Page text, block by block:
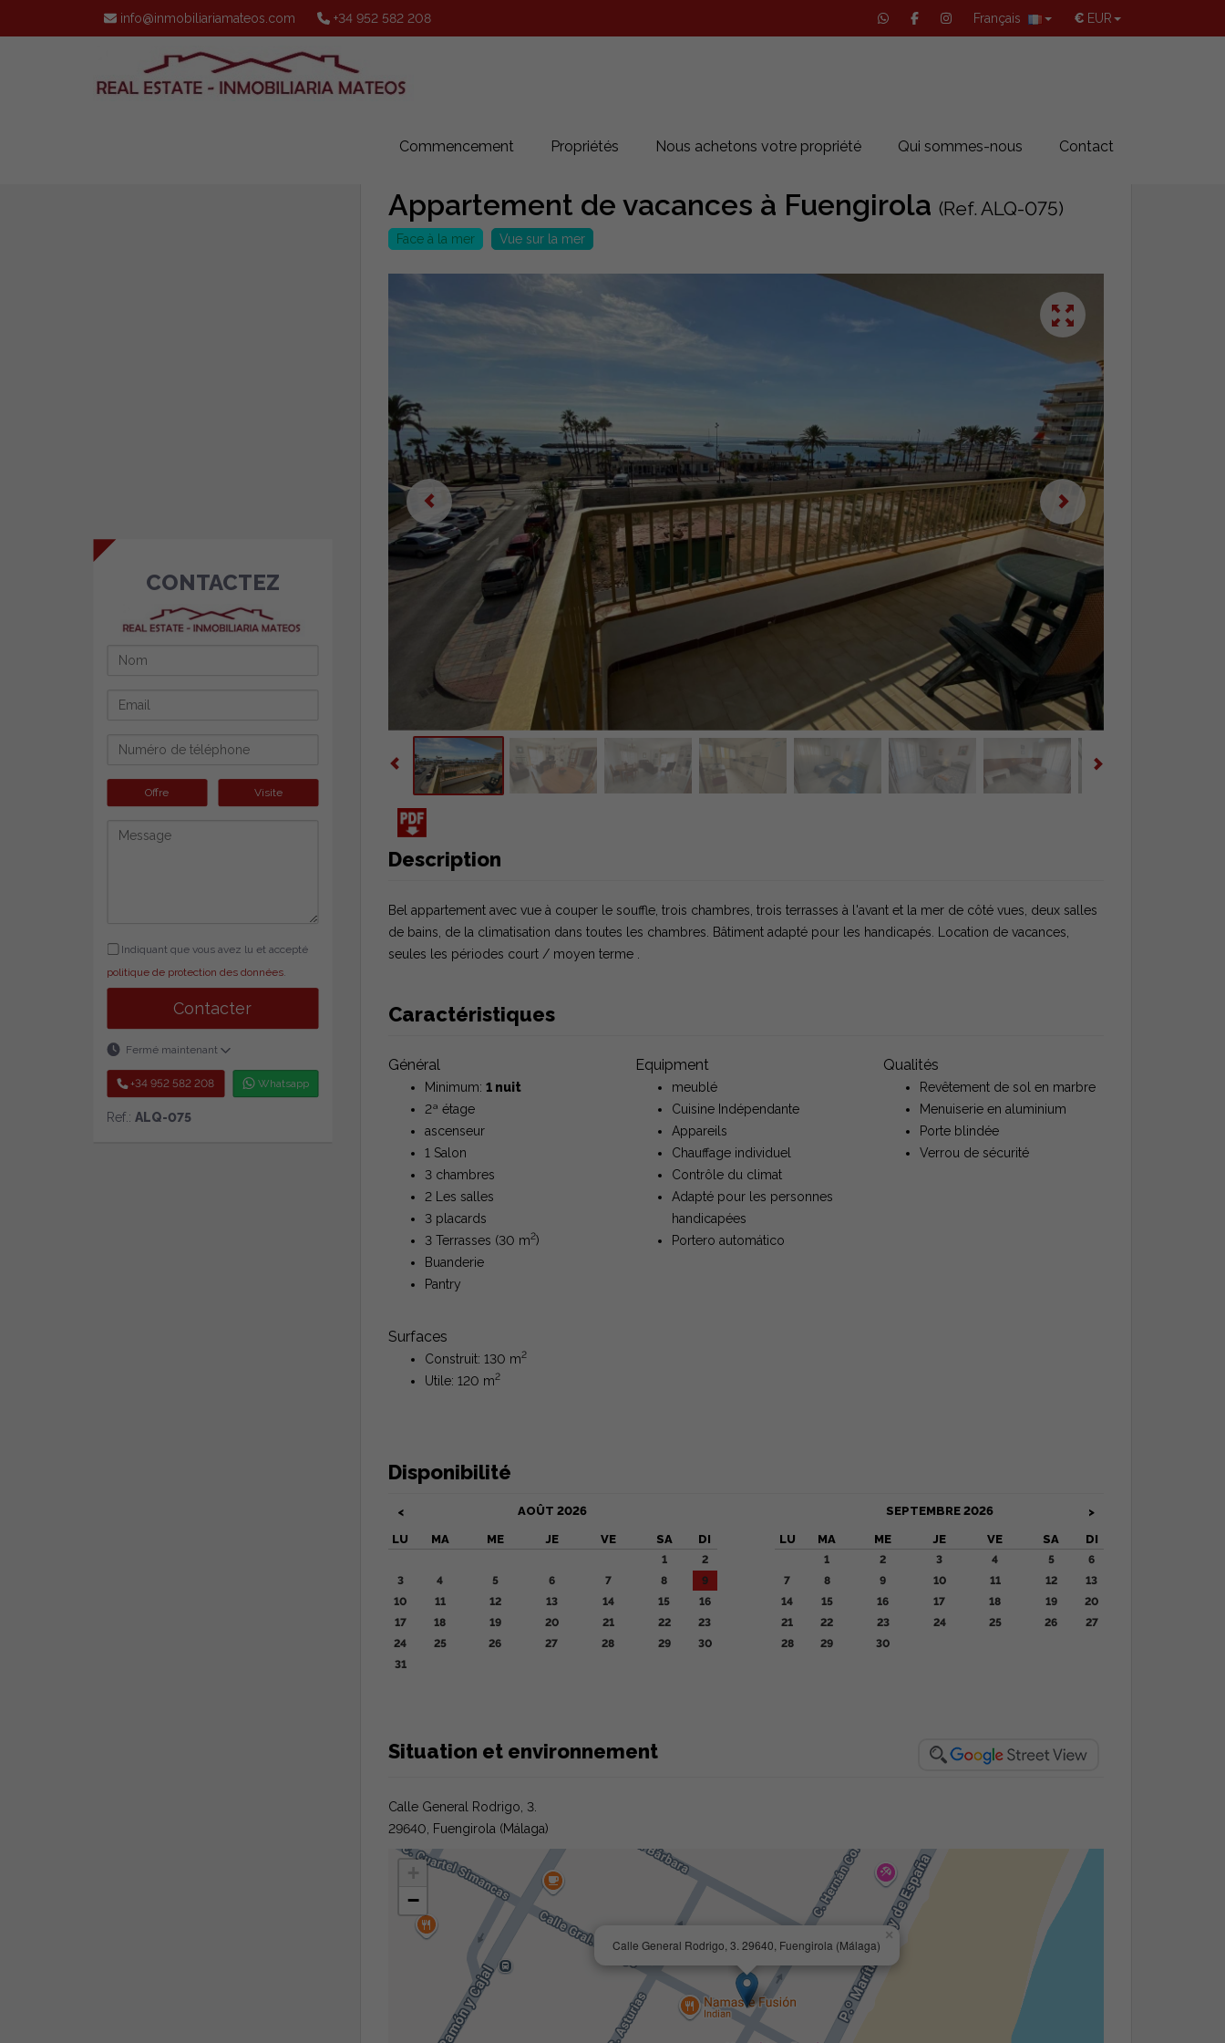
info@inmobiliariamateos.com +34 952 582 208 € EUR
Français
Commencement Propriétés Nous achetons votre propriété Qui sommes-nous Contact
Appartement de vacances à Fuengirola (Ref. ALQ-075)
Face à la mer Vue sur la mer
Description
Bel appartement avec vue à couper le souffle, trois chambres, trois terrasses à l'avant et la mer de côté vues, deux salles
de bains, de la climatisation dans toutes les chambres. Bâtiment adapté pour les handicapés. Location de vacances,
seules les périodes court / moyen terme .
Caractéristiques
Général
Minimum: 1 nuit
2ª étage
ascenseur
1 Salon
3 chambres
2 Les salles
3 placards
3 Terrasses (30 m2)
Buanderie
Pantry
Surfaces
Construit: 130 m2
Utile: 120 m2
Equipment
meublé
Cuisine Indépendante
Appareils
Chauffage individuel
Contrôle du climat
Adapté pour les personnes
handicapées
Portero automático
Qualités
Revêtement de sol en marbre
Menuiserie en aluminium
Porte blindée
Verrou de sécurité
Disponibilité
< AOÛT 2026
LU MA ME JE VE SA DI
1
2
3
4 5 6 7 8
9
10
11 12 13 14 15
16
17
18 19 20 21 22
23
24
25 26 27 28 29
30
31
SEPTEMBRE 2026
>
LU
MA ME JE VE SA DI
1 2 3 4 5
6
7
8 9 10 11 12
13
14
15 16 17 18 19
20
21
22 23 24 25 26
27
28
29 30
Situation et environnement
Calle General Rodrigo, 3.
29640, Fuengirola (Málaga)
Calle General Rodrigo, 3. 29640, Fuengirola (Málaga)
×
−
CONTACTEZ
Offre Visite
Indiquant que vous avez lu et accepté
politique de protection des données.
Contacter
Fermé maintenant
+34 952 582 208 Whatsapp
Ref.: ALQ-075